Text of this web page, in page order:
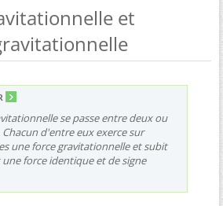
et
se passe entre deux ou
d'entre eux exerce sur
une force gravitationnelle et subit
force identique et de signe